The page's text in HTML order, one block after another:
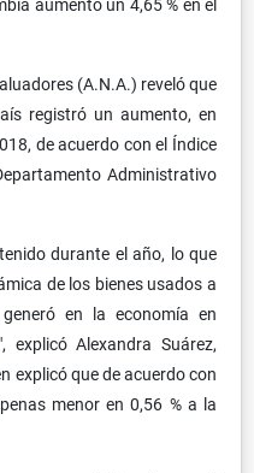
(A.N.A.) reveló que
registró un aumento, en
de acuerdo con el Índice
Administrativo
durante el año, lo que
de los bienes usados a
en la economía en
explicó Alexandra Suárez,
explicó que de acuerdo con
menor en 0,56 % a la